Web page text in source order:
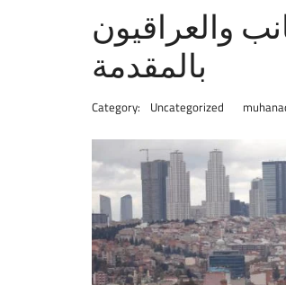
والعراقيون
بالمقدمة
Category: Uncategorized